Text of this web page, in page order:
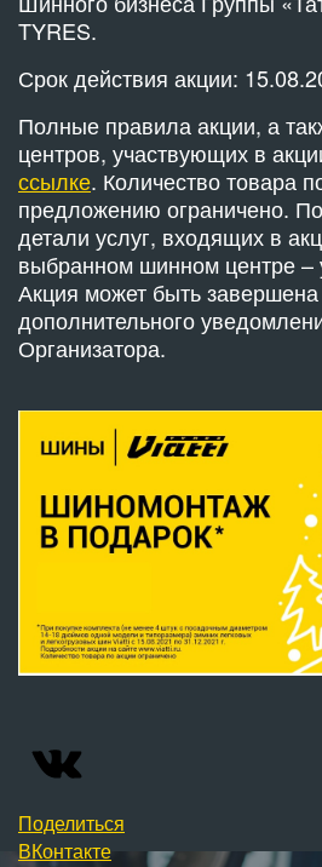
TYRES.
Срок действия акции:
Полные правила акции, а
центров, участвующих в
ссылке. Количество товара
предложению ограничено.
детали услуг, входящих в
выбранном шинном центре –
Акция может быть
дополнительного
Организатора.
Поделиться
ВКонтакте